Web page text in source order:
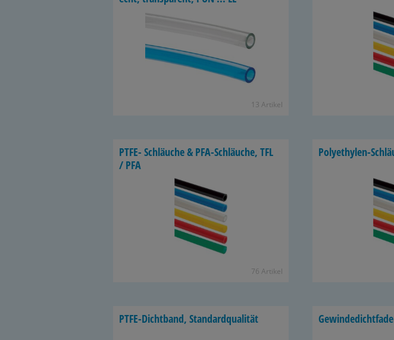
13 Ar­ti­kel
PTFE- Schläu­che & PFA-​Schläuche, TFL
/ PFA
76 Ar­ti­kel
Polyethylen-​
PTFE-​Dichtband, Stan­dard­qua­li­tät